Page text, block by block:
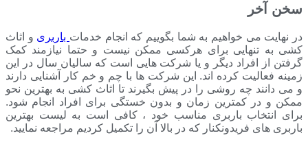
سخن آخر
در نهایت می خواهیم به شما بگوییم که انجام خدمات باربری و اثاث
کشی به تنهایی برای هرکسی ممکن نیست و حتما نیازمند کمک
گرفتن از افراد دیگر و یا شرکت هایی است که سالیان سال در این
زمینه فعالیت کرده اند. این شرکت ها با چم و خم کار آشنایی دارند
و می دانند چه روشی را در پیش بگیرند تا اثاث کشی به بهترین نحو
ممکن و در کمترین زمان و بدون خستگی برای افراد انجام شود.
برای انتخاب باربری مناسب خود ، کافی است به لیست بهترین
باربری های فریدونکنار که در بالا آن را تکمیل کردیم مراجعه نمایید.